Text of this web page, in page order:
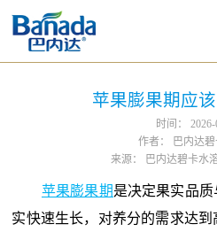
苹果膨果期应该
时间：
作者：
巴内达
来源：
巴内达碧卡水
苹果膨果期是决定果实品
实快速生长，对养分的需求达到